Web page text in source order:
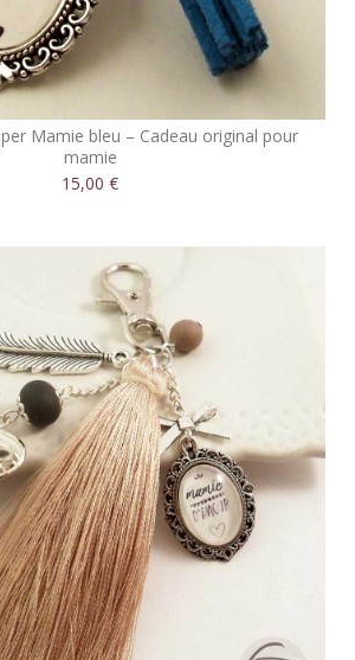
Mamie bleu – Cadeau original pour
mamie
15,00 €